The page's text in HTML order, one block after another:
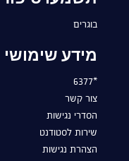
בוגרים
מידע שימושי
*6377
צור קשר
הסדרי נגישות
שירות לסטודנט
הצהרת נגישות